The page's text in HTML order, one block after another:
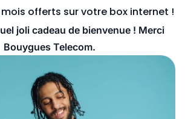
offerts sur votre box internet !
joli cadeau de bienvenue ! Merci
Bouygues Telecom.